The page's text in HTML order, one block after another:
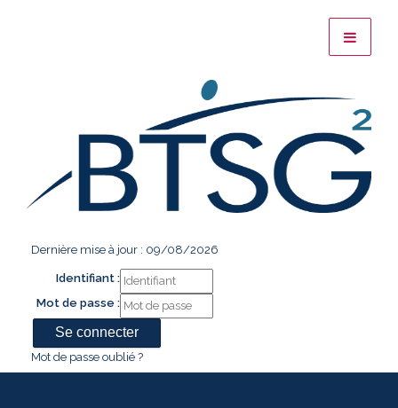
Dernière mise à jour : 09/08/2026
Identifiant :
Mot de passe :
Mot de passe oublié ?